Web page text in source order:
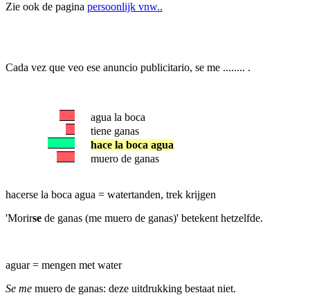
Zie ook de pagina persoonlijk vnw..
Cada vez que veo ese anuncio publicitario, se me ........ .
agua la boca
tiene ganas
hace la boca agua
muero de ganas
hacerse la boca agua = watertanden, trek krijgen
'Morirse de ganas (me muero de ganas)' betekent hetzelfde.
aguar = mengen met water
Se me muero de ganas: deze uitdrukking bestaat niet.